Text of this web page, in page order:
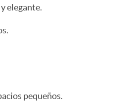
elegante.
pequeños.